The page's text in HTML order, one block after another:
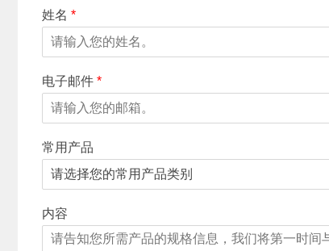
姓名 *
电子邮件 *
常用产品
内容